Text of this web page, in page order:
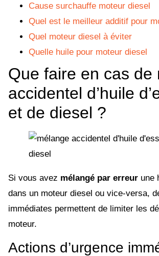
Cause surchauffe moteur diesel
Quel est le meilleur additif pour
Quel moteur diesel à éviter
Quelle huile pour moteur diesel
Que faire en cas de
accidentel d’huile
et de diesel ?
Si vous avez mélangé par erreur une
dans un moteur diesel ou vice-versa,
immédiates permettent de limiter les
moteur.
Actions d’urgence